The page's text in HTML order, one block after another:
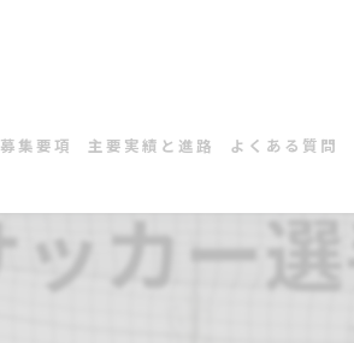
募集要項 主要実績と進路 よくある質問